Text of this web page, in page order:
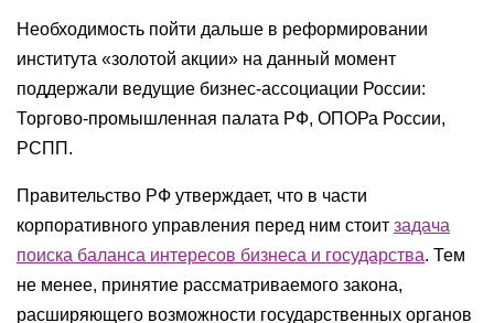
Необходимость пойти дальше в реформировании
института «золотой акции» на данный момент
поддержали ведущие бизнес-ассоциации России:
Торгово-промышленная палата РФ, ОПОРа России,
РСПП.
Правительство РФ утверждает, что в части
корпоративного управления перед ним стоит задача
поиска баланса интересов бизнеса и государства. Тем
не менее, принятие рассматриваемого закона,
расширяющего возможности государственных органов